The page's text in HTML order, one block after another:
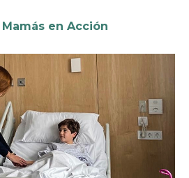
Mamás en Acción